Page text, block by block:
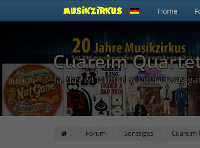
Home
Cuareim
Ja, das ist einmal wieder etwas
Forum Sonstiges Cuareim